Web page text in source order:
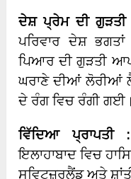
ਦੇਸ਼ ਪ੍ਰੇਮ ਦੀ ਗੁੜਤੀ
ਪਰਿਵਾਰ ਦੇਸ਼
ਪਿਆਰ ਦੀ ਗੁੜਤੀ
ਘਰਾਣੇ ਦੀਆਂ ਲੋਰੀਆਂ
ਦੇ ਰੰਗ ਵਿਚ ਰੰਗੀ ਗਈ।
ਵਿੱਦਿਆ ਪ੍ਰਾਪਤੀ :
ਇਲਾਹਾਬਾਦ ਵਿਚ
ਸਵਿਟਜ਼ਰਲੈਂਡ ਅਤੇ